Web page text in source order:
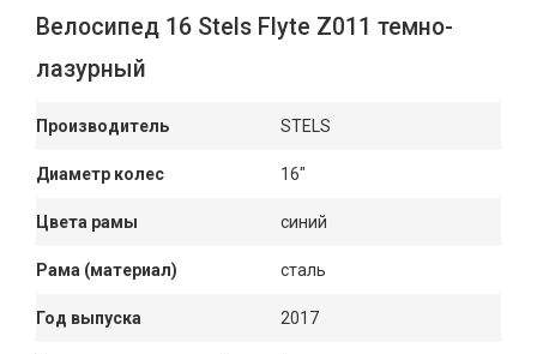
Велосипед 16 Stels Flyte Z011 темно-
лазурный
Производитель STELS
Диаметр колес 16"
Цвета рамы синий
Рама (материал) сталь
Год выпуска 2017